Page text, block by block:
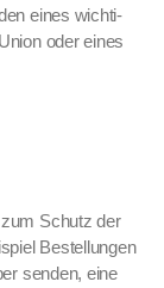
eines wichti­
oder eines
Schutz der
Bestel­lun­gen
senden, eine